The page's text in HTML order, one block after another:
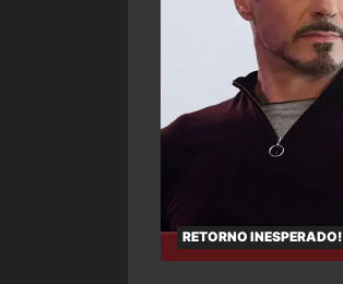
RETORNO INESPERADO!